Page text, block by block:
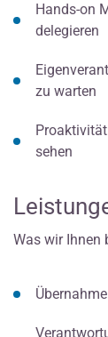
Hands-on
delegieren
zu warten
sehen
Was wir Ihnen